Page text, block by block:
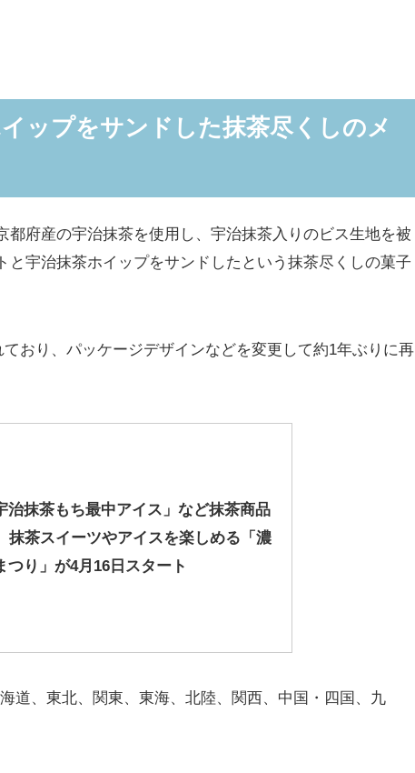
ップをサンドした抹茶尽くしのメ
府産の宇治抹茶を使用し、宇治抹茶入りのビス生地を被
と宇治抹茶ホイップをサンドしたという抹茶尽くしの菓子
おり、パッケージデザインなどを変更して約1年ぶりに再
治抹茶もち最中アイス」など抹茶商品
抹茶スイーツやアイスを楽しめる「濃
つり」が4月16日スタート
道、東北、関東、東海、北陸、関西、中国・四国、九